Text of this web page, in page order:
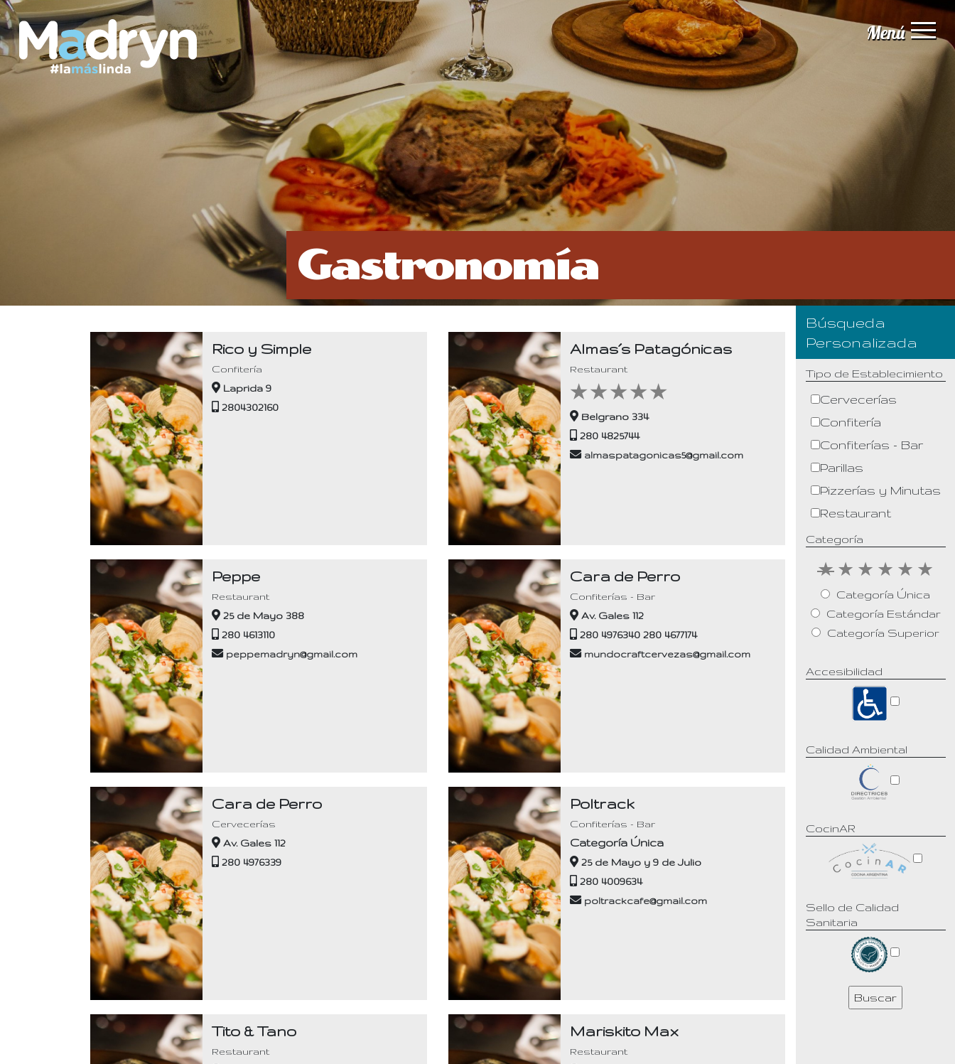
Menú
Inicio
Institucional
Servicios
Guía digital
Programas Turísticos
Noticias
Contacto
Gastronomía
Rico y Simple
Confitería
Laprida 9
2804302160
Almas´s Patagónicas
Restaurant
★★★★★
Belgrano 334
280 4825744
almaspatagonicas5@gmail.com
Peppe
Restaurant
25 de Mayo 388
280 4613110
peppemadryn@gmail.com
Cara de Perro
Confiterías - Bar
Av. Gales 112
280 4976340 280 4677174
mundocraftcervezas@gmail.com
Cara de Perro
Cervecerías
Av. Gales 112
280 4976339
Poltrack
Confiterías - Bar
Categoría Única
25 de Mayo y 9 de Julio
280 4009634
poltrackcafe@gmail.com
Tito & Tano
Restaurant
Mariskito Max
Restaurant
Búsqueda
Personalizada
Tipo de Establecimiento
Cervecerías
Confitería
Confiterías - Bar
Parillas
Pizzerías y Minutas
Restaurant
Categoría
★
★
★
★
★
★
Categoría Única
Categoría Estándar
Categoría Superior
Accesibilidad
Calidad Ambiental
CocinAR
Sello de Calidad
Sanitaria